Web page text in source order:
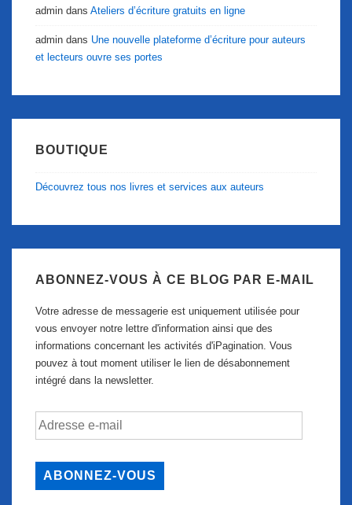
admin dans Ateliers d’écriture gratuits en ligne
admin dans Une nouvelle plateforme d’écriture pour auteurs
et lecteurs ouvre ses portes
BOUTIQUE
Découvrez tous nos livres et services aux auteurs
ABONNEZ-VOUS À CE BLOG PAR E-MAIL
Votre adresse de messagerie est uniquement utilisée pour
vous envoyer notre lettre d'information ainsi que des
informations concernant les activités d'iPagination. Vous
pouvez à tout moment utiliser le lien de désabonnement
intégré dans la newsletter.
Adresse
e-
ABONNEZ-VOUS